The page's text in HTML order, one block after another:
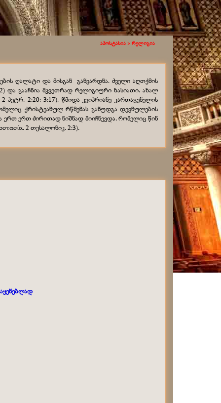
აპოსტასია > რელიგია
ღალატი და მისგან განვარდნა. ძველი აღთქმის
და გააჩნია მკვეთრად რელიგიური ხასიათი. ახალ
პეტრ. 2:20; 3:17). წმიდა კვიპრიანე კართაგენელის
ქრისტეანულ რწმენას განუდგა დევნულების
ერთ ძირითად ნიშნად მიიჩნევდა, რომელიც წინ
2 თესალონიკ. 2:3).